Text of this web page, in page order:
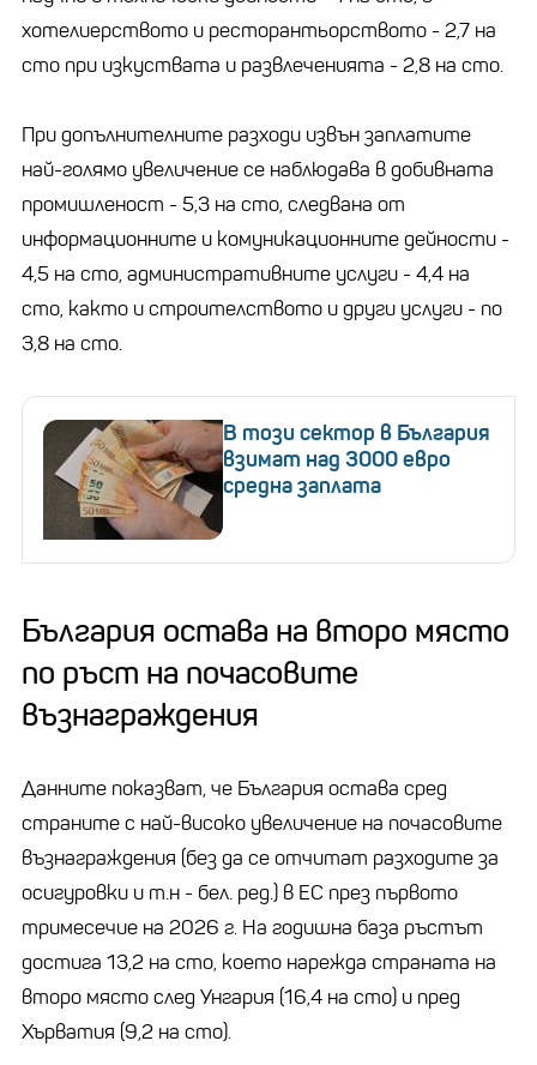
хотелиерството и ресторантьорството - 2,7 на
сто при изкуствата и развлеченията - 2,8 на сто.
При допълнителните разходи извън заплатите
най-голямо увеличение се наблюдава в добивната
промишленост - 5,3 на сто, следвана от
информационните и комуникационните дейности -
4,5 на сто, административните услуги - 4,4 на
сто, както и строителството и други услуги - по
3,8 на сто.
В този сектор в България
взимат над 3000 евро
средна заплата
България остава на второ място
по ръст на почасовите
възнаграждения
Данните показват, че България остава сред
страните с най-високо увеличение на почасовите
възнаграждения (без да се отчитат разходите за
осигуровки и т.н - бел. ред.) в ЕС през първото
тримесечие на 2026 г. На годишна база ръстът
достига 13,2 на сто, което нарежда страната на
второ място след Унгария (16,4 на сто) и пред
Хърватия (9,2 на сто).